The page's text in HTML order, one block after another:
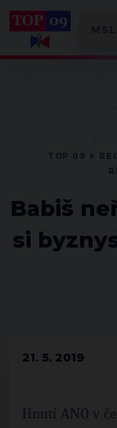
Babiš
si
21. 5. 2019
Hnutí ANO v